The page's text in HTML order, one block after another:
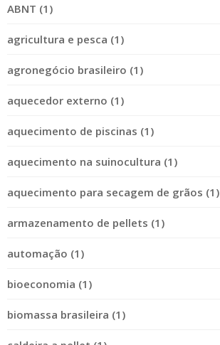
ABNT (1)
agricultura e pesca (1)
agronegócio brasileiro (1)
aquecedor externo (1)
aquecimento de piscinas (1)
aquecimento na suinocultura (1)
aquecimento para secagem de grãos (1)
armazenamento de pellets (1)
automação (1)
bioeconomia (1)
biomassa brasileira (1)